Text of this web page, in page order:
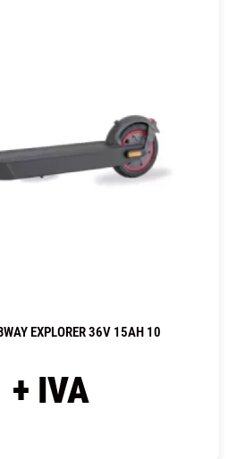
EXPLORER 36V 15AH 10
+ IVA